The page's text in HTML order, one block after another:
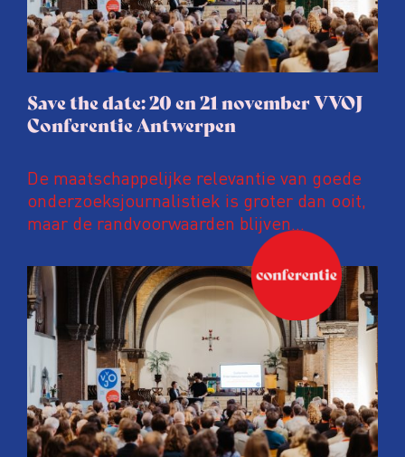
Save the date: 20 en 21 november VVOJ
Conferentie Antwerpen
De maatschappelijke relevantie van goede
onderzoeksjournalistiek is groter dan ooit,
maar de randvoorwaarden blijven
kwetsbaar. Tijdens de komende VVOJ
Conferentie duiken we in De
ongemakkelijke werkelijkheid: een eerlijke
en urgente blik op de staat van ons vak.